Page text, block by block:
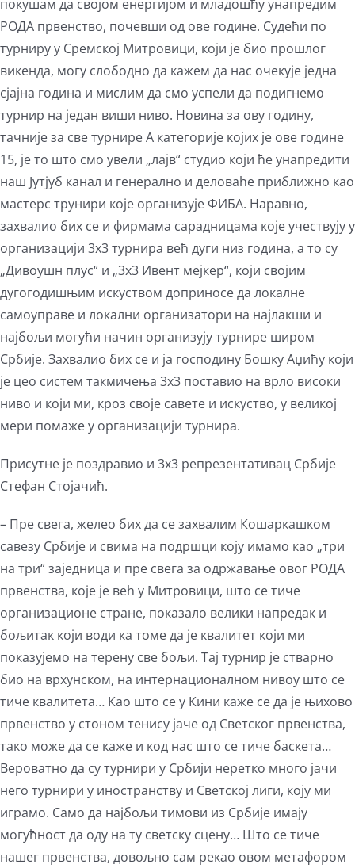
покушам да својом енергијом и младошћу унапредим
РОДА првенство, почевши од ове године. Судећи по
турниру у Сремској Митровици, који је био прошлог
викенда, могу слободно да кажем да нас очекује једна
сјајна година и мислим да смо успели да подигнемо
турнир на један виши ниво. Новина за ову годину,
тачније за све турнире А категорије којих је ове године
15, је то што смо увели „лајв“ студио који ће унапредити
наш Јутјуб канал и генерално и деловаће приближно као
мастерс трунири које организује ФИБА. Наравно,
захвалио бих се и фирмама сарадницама које учествују у
организацији 3х3 турнира већ дуги низ година, а то су
„Дивоушн плус“ и „3х3 Ивент мејкер“, који својим
дугогодишњим искуством доприносе да локалне
самоуправе и локални организатори на најлакши и
најбољи могући начин организују турнире широм
Србије. Захвалио бих се и ја господину Бошку Аџићу који
је цео систем такмичења 3х3 поставио на врло високи
ниво и који ми, кроз своје савете и искуство, у великој
мери помаже у организацији турнира.
Присутне је поздравио и 3х3 репрезентативац Србије
Стефан Стојачић.
– Пре свега, желео бих да се захвалим Кошаркашком
савезу Србије и свима на подршци коју имамо као „три
на три“ заједница и пре свега за одржавање овог РОДА
првенства, које је већ у Митровици, што се тиче
организационе стране, показало велики напредак и
бољитак који води ка томе да је квалитет који ми
показујемо на терену све бољи. Тај турнир је стварно
био на врхунском, на интернационалном нивоу што се
тиче квалитета… Као што се у Кини каже се да је њихово
првенство у стоном тенису јаче од Светског првенства,
тако може да се каже и код нас што се тиче баскета…
Вероватно да су турнири у Србији неретко много јачи
него турнири у иностранству и Светској лиги, коју ми
играмо. Само да најбољи тимови из Србије имају
могућност да оду на ту светску сцену… Што се тиче
нашег првенства, довољно сам рекао овом метафором